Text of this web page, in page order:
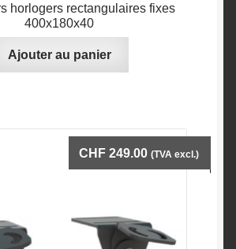
horlogers rectangulaires fixes
400x180x40
Ajouter au panier
CHF 249.00 (TVA excl.)